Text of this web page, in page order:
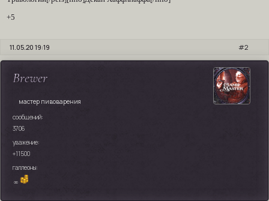
+5
2
11.05.20 19:19
Brewer
мастер пивоварения
сообщений:
3706
уважение:
+11500
галлеоны:
∞